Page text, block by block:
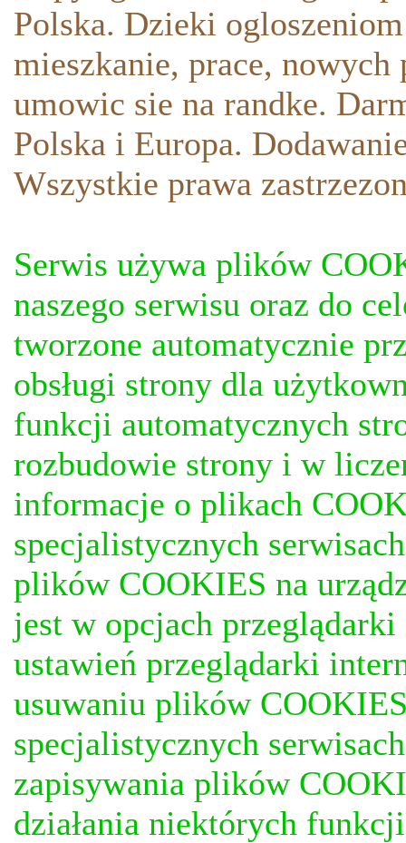
Polska. Dzieki
mieszkanie, prace,
umowic sie na randke.
Polska i Europa.
Wszystkie prawa
Serwis używa plików
naszego serwisu oraz do
tworzone automatycznie
obsługi strony dla
funkcji automatycznych
rozbudowie strony i w
informacje o plikach
specjalistycznych
plików COOKIES na
jest w opcjach
ustawień przeglądarki
usuwaniu plików
specjalistycznych
zapisywania plików
działania niektórych